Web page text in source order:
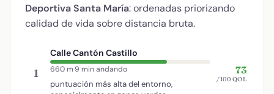
Deportiva Santa María: ordenadas priorizando
calidad de vida sobre distancia bruta.
1
Calle Cantón Castillo
660 m·9 min andando
puntuación más alta del entorno,
73
/100 QOL